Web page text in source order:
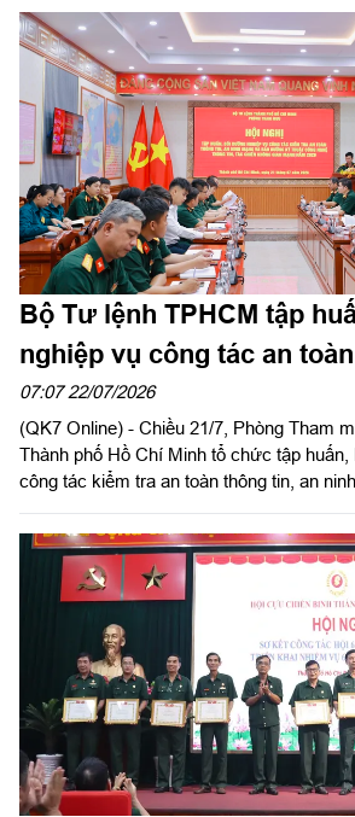
phố Hồ Chí Minh trong thời kỳ mới”.
Trần Thái Bình, nguyên Viện trưởng Viện
phòng, Chủ tịch Hội đồng; Trung tướng,
Minh, nguyên Giám đốc Học viện Lục
đồng, đồng chủ trì nghiệm thu.
Bộ Tư lệnh TPHCM tập
nghiệp vụ công tác an
ninh mạng 2026
07:07 22/07/2026
(QK7 Online) - Chiều 21/7, Phòng Tham
Thành phố Hồ Chí Minh tổ chức tập
công tác kiểm tra an toàn thông tin, an
2026.